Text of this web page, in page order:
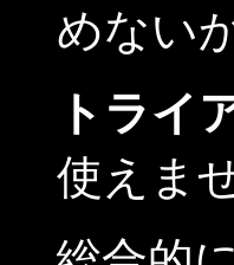
めない
トライ
使えま